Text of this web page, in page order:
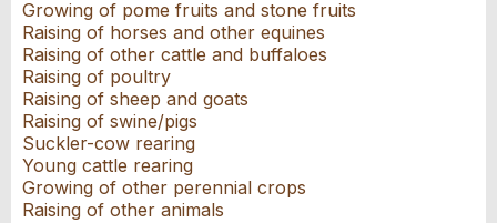
* Entry required
For reasons of quality assurance a copy of this
email will be sent to guidle
ZIP / City *:
E-mail *:
Adresse
Growing of pome fruits and stone fruits
Raising of horses and other equines
Raising of other cattle and buffaloes
Raising of poultry
Raising of sheep and goats
Raising of swine/pigs
Suckler-cow rearing
Young cattle rearing
Growing of other perennial crops
Raising of other animals